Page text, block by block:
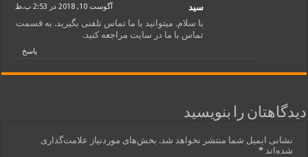
سید آگوست 10, 2018 در 2:53 ب.ظ
با سلام. میتوانید با ما تماس تلفنی بگیرید. به قسمت
تماس با ما در سایت مراجعه کنید.
پاسخ
دیدگاهتان را بنویسید
نشانی ایمیل شما منتشر نخواهد شد. بخش‌های موردنیاز علامت‌گذاری
شده‌اند*